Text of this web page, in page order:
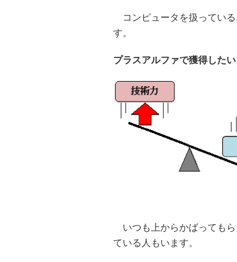
コンピュータを扱っている
す。
プラスアルファで獲得した
いつも上からかばっても
ている人もいます。